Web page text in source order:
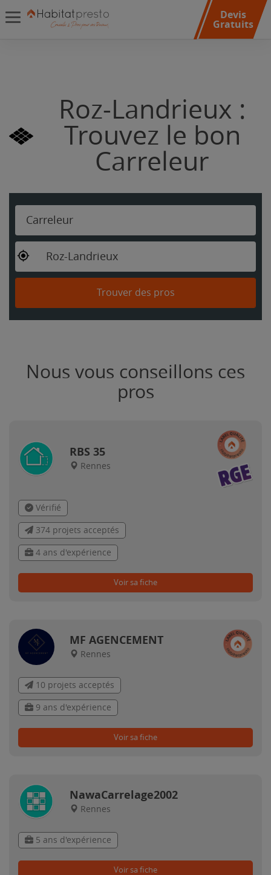
Devis
Gratuits
Roz-Landrieux :
Trouvez le bon
Carreleur
Carreleur
Roz-Landrieux
Trouver des pros
Nous vous conseillons ces
pros
RBS 35
Rennes
Vérifié
374 projets acceptés
4 ans d'expérience
Voir sa fiche
MF AGENCEMENT
Rennes
10 projets acceptés
9 ans d'expérience
Voir sa fiche
NawaCarrelage2002
Rennes
5 ans d'expérience
Voir sa fiche